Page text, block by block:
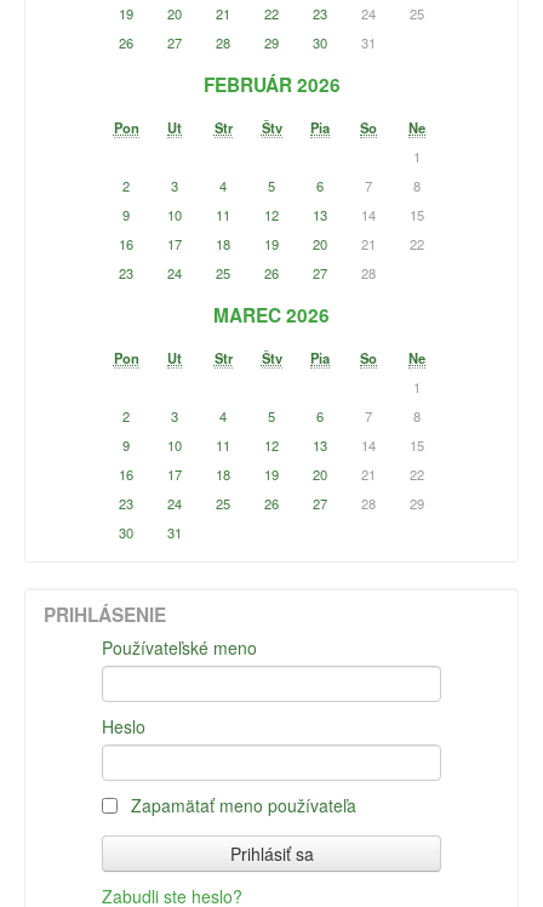
19
20 21 22 23 24
25
26
27 28 29 30 31
FEBRUÁR 2026
Pon Ut Str Štv Pia So
Ne
1
2
3 4 5 6 7
8
9
10 11 12 13 14
15
16
17 18 19 20 21
22
23
24 25 26 27 28
MAREC 2026
Pon Ut Str Štv Pia So
Ne
1
2
3 4 5 6 7
8
9
10 11 12 13 14
15
16
17 18 19 20 21
22
23
24 25 26 27 28
29
30
31
PRIHLÁSENIE
Používateľské meno
Heslo
Zapamätať meno používateľa
Zabudli ste heslo?